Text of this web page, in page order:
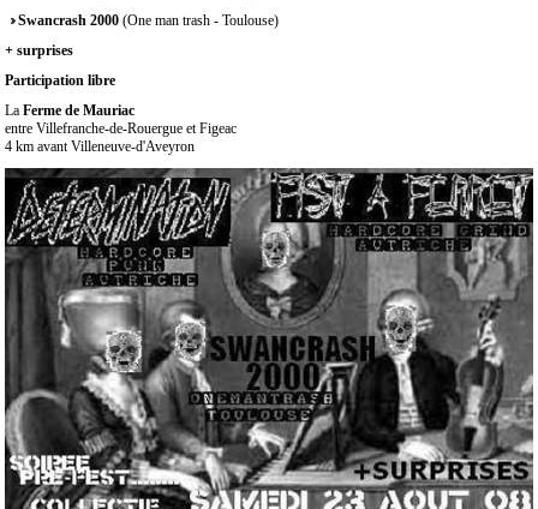
Annoncer
évènement
Contact
À
propos
Swancrash 2000 (One man trash - Toulouse)
+ surprises
Participation libre
La Ferme de Mauriac
entre Villefranche-de-Rouergue et Figeac
4 km avant Villeneuve-d'Aveyron